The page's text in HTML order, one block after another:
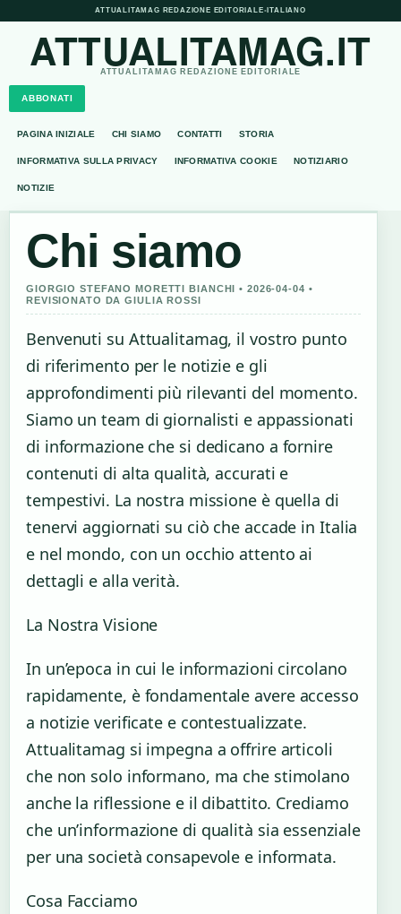
ATTUALITAMAG REDAZIONE EDITORIALE• ITALIANO
ATTUALITAMAG.IT
ATTUALITAMAG REDAZIONE EDITORIALE
ABBONATI
PAGINA INIZIALE CHI SIAMO CONTATTI STORIA
INFORMATIVA SULLA PRIVACY INFORMATIVA COOKIE NOTIZIARIO
NOTIZIE
Chi siamo
GIORGIO STEFANO MORETTI BIANCHI • 2026-04-04 •
REVISIONATO DA GIULIA ROSSI
Benvenuti su Attualitamag, il vostro punto
di riferimento per le notizie e gli
approfondimenti più rilevanti del momento.
Siamo un team di giornalisti e appassionati
di informazione che si dedicano a fornire
contenuti di alta qualità, accurati e
tempestivi. La nostra missione è quella di
tenervi aggiornati su ciò che accade in Italia
e nel mondo, con un occhio attento ai
dettagli e alla verità.
La Nostra Visione
In un’epoca in cui le informazioni circolano
rapidamente, è fondamentale avere accesso
a notizie verificate e contestualizzate.
Attualitamag si impegna a offrire articoli
che non solo informano, ma che stimolano
anche la riflessione e il dibattito. Crediamo
che un’informazione di qualità sia essenziale
per una società consapevole e informata.
Cosa Facciamo